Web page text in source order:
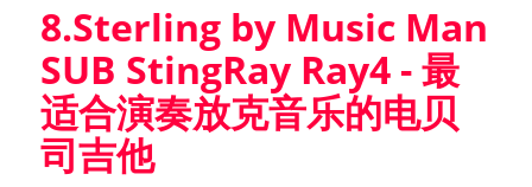
8.Sterling by Music Man
SUB StingRay Ray4 - 最
适合演奏放克音乐的电贝
司吉他